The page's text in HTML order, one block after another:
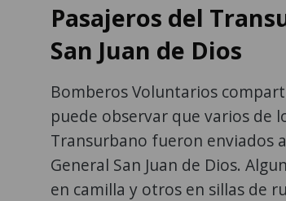
Pasajeros del
San Juan de Dios
Bomberos Voluntarios
puede observar que varios de
Transurbano fueron enviados
General San Juan de Dios.
en camilla y otros en sillas de